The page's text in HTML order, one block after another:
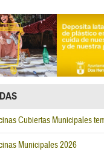
Cubiertas Municipales
Municipales 2026